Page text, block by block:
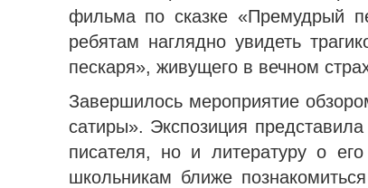
фильма по сказке «Премудрый
ребятам наглядно увидеть
пескаря», живущего в вечном
Завершилось мероприятие
сатиры». Экспозиция
писателя, но и литературу о
школьникам ближе